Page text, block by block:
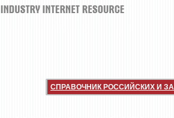
СПРАВОЧНИК РОССИЙСКИХ И